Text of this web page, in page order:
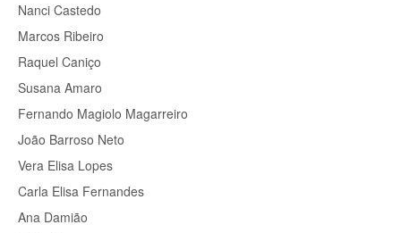
Nanci Castedo
Marcos Ribeiro
Raquel Caniço
Susana Amaro
Fernando Magiolo Magarreiro
João Barroso Neto
Vera Elisa Lopes
Carla Elisa Fernandes
Ana Damião